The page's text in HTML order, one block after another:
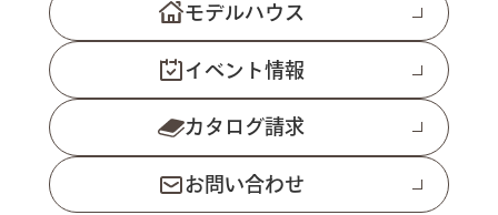
モデルハウス
イベント情報
カタログ請求
お問い合わせ